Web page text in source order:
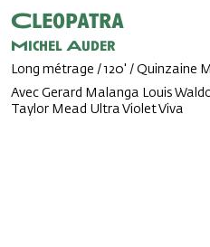
Cleopatra
Michel Auder
Long métrage / 120' / Quinzaine
Avec Gerard Malanga Louis
Taylor Mead Ultra Violet Viva